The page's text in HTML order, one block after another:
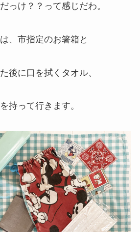
っけ？？って感じだわ。
、市指定のお箸箱と
後に口を拭くタオル、
持って行きます。